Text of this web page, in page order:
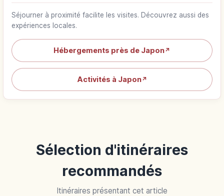
Séjourner à proximité facilite les visites. Découvrez aussi des
expériences locales.
Hébergements près de Japon↗
Activités à Japon↗
Sélection d'itinéraires
recommandés
Itinéraires présentant cet article